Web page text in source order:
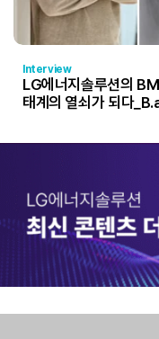
Interview
LG에너지솔루션의
태계의 열쇠가 되다